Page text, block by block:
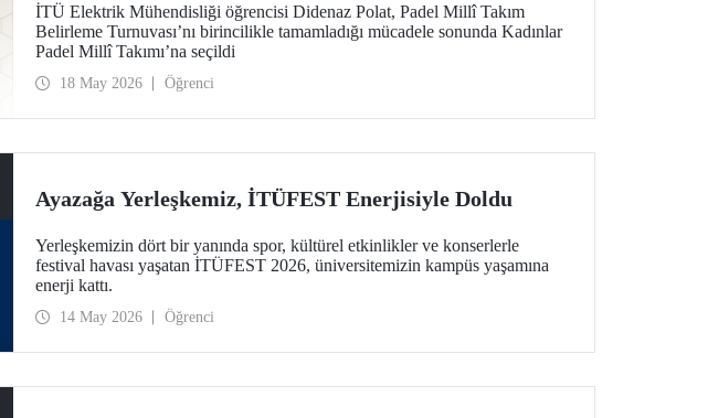
İTÜ Elektrik Mühendisliği öğrencisi Didenaz Polat, Padel Millî Takım
Belirleme Turnuvası’nı birincilikle tamamladığı mücadele sonunda Kadınlar
Padel Millî Takımı’na seçildi
18 May 2026 Öğrenci
Ayazağa Yerleşkemiz, İTÜFEST Enerjisiyle Doldu
Yerleşkemizin dört bir yanında spor, kültürel etkinlikler ve konserlerle
festival havası yaşatan İTÜFEST 2026, üniversitemizin kampüs yaşamına
enerji kattı.
14 May 2026 Öğrenci